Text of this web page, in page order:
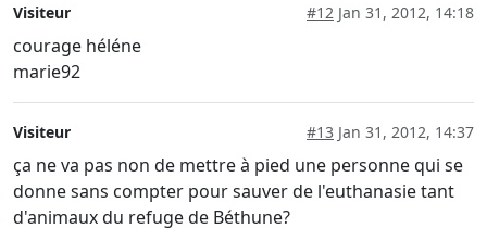
Visiteur #12 Jan 31, 2012, 14:18
courage héléne
marie92
Visiteur #13 Jan 31, 2012, 14:37
ça ne va pas non de mettre à pied une personne qui se
donne sans compter pour sauver de l'euthanasie tant
d'animaux du refuge de Béthune?